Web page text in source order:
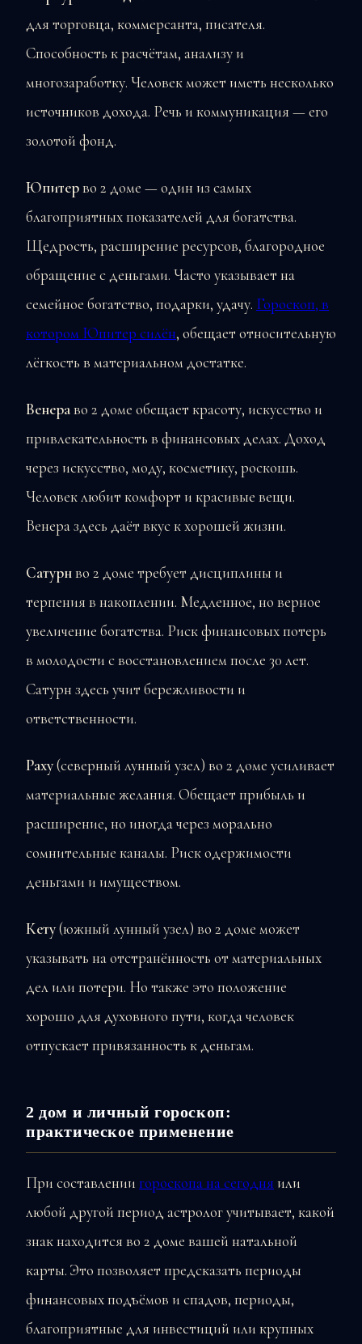
для торговца, коммерсанта, писателя.
Способность к расчётам, анализу и
многозаработку. Человек может иметь несколько
источников дохода. Речь и коммуникация — его
золотой фонд.
Юпитерво 2 доме — один из самых
благоприятных показателей для богатства.
Щедрость, расширение ресурсов, благородное
обращение с деньгами. Часто указывает на
семейное богатство, подарки, удачу. Гороскоп, в
котором Юпитер силён, обещает относительную
лёгкость в материальном достатке.
Венераво 2 доме обещает красоту, искусство и
привлекательность в финансовых делах. Доход
через искусство, моду, косметику, роскошь.
Человек любит комфорт и красивые вещи.
Венера здесь даёт вкус к хорошей жизни.
Сатурнво 2 доме требует дисциплины и
терпения в накоплении. Медленное, но верное
увеличение богатства. Риск финансовых потерь
в молодости с восстановлением после 30 лет.
Сатурн здесь учит бережливости и
ответственности.
Раху(северный лунный узел) во 2 доме усиливает
материальные желания. Обещает прибыль и
расширение, но иногда через морально
сомнительные каналы. Риск одержимости
деньгами и имуществом.
Кету(южный лунный узел) во 2 доме может
указывать на отстранённость от материальных
дел или потери. Но также это положение
хорошо для духовного пути, когда человек
отпускает привязанность к деньгам.
2 дом и личный гороскоп:
практическое применение
При составлении гороскопа на сегодня или
любой другой период астролог учитывает, какой
знак находится во 2 доме вашей натальной
карты. Это позволяет предсказать периоды
финансовых подъёмов и спадов, периоды,
благоприятные для инвестиций или крупных